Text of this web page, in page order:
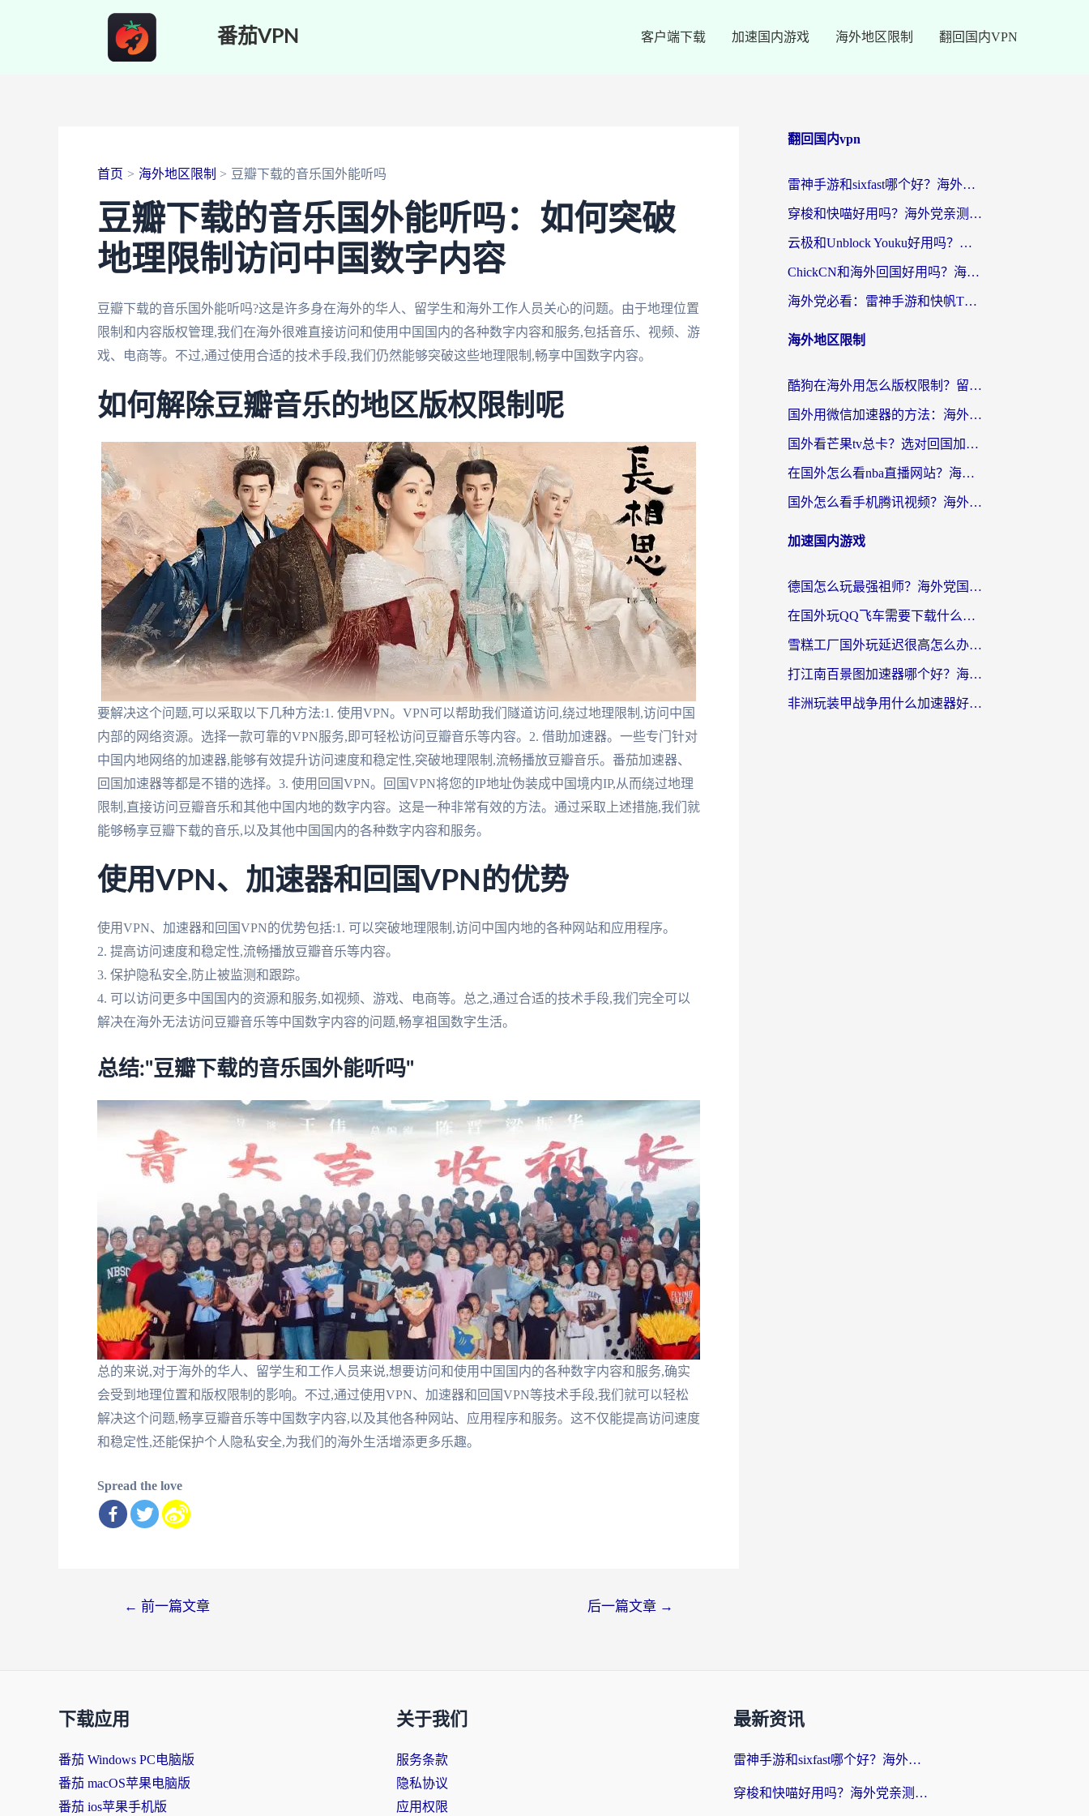
番茄VPN 客户端下载 加速国内游戏 海外地区限制 翻回国内VPN
首页 海外地区限制 豆瓣下载的音乐国外能听吗
豆瓣下载的音乐国外能听吗：如何突破
地理限制访问中国数字内容
豆瓣下载的音乐国外能听吗?这是许多身在海外的华人、留学生和海外工作人员关心的问题。由于地理位置
限制和内容版权管理,我们在海外很难直接访问和使用中国国内的各种数字内容和服务,包括音乐、视频、游
戏、电商等。不过,通过使用合适的技术手段,我们仍然能够突破这些地理限制,畅享中国数字内容。
如何解除豆瓣音乐的地区版权限制呢
要解决这个问题,可以采取以下几种方法:1. 使用VPN。VPN可以帮助我们隧道访问,绕过地理限制,访问中国
内部的网络资源。选择一款可靠的VPN服务,即可轻松访问豆瓣音乐等内容。2. 借助加速器。一些专门针对
中国内地网络的加速器,能够有效提升访问速度和稳定性,突破地理限制,流畅播放豆瓣音乐。番茄加速器、
回国加速器等都是不错的选择。3. 使用回国VPN。回国VPN将您的IP地址伪装成中国境内IP,从而绕过地理
限制,直接访问豆瓣音乐和其他中国内地的数字内容。这是一种非常有效的方法。通过采取上述措施,我们就
能够畅享豆瓣下载的音乐,以及其他中国国内的各种数字内容和服务。
使用VPN、加速器和回国VPN的优势
使用VPN、加速器和回国VPN的优势包括:1. 可以突破地理限制,访问中国内地的各种网站和应用程序。
2. 提高访问速度和稳定性,流畅播放豆瓣音乐等内容。
3. 保护隐私安全,防止被监测和跟踪。
4. 可以访问更多中国国内的资源和服务,如视频、游戏、电商等。总之,通过合适的技术手段,我们完全可以
解决在海外无法访问豆瓣音乐等中国数字内容的问题,畅享祖国数字生活。
总结:"豆瓣下载的音乐国外能听吗"
总的来说,对于海外的华人、留学生和工作人员来说,想要访问和使用中国国内的各种数字内容和服务,确实
会受到地理位置和版权限制的影响。不过,通过使用VPN、加速器和回国VPN等技术手段,我们就可以轻松
解决这个问题,畅享豆瓣音乐等中国数字内容,以及其他各种网站、应用程序和服务。这不仅能提高访问速度
和稳定性,还能保护个人隐私安全,为我们的海外生活增添更多乐趣。
Spread the love
← 前一篇文章 后一篇文章 →
翻回国内vpn
雷神手游和sixfast哪个好？海外党亲测3款回国加速器，教你选对不踩坑
穿梭和快喵好用吗？海外党亲测：小众加速器对比+番茄加速器深度体验
云极和Unblock Youku好用吗？海外党亲测+2026回国加速器避坑指南
ChickCN和海外回国好用吗？海外党2026亲测：从手游到影音，选对加速器的3个关键
海外党必看：雷神手游和快帆TV版好用吗？3步选对回国加速器不踩坑
海外地区限制
酷狗在海外用怎么版权限制？留学生亲测：3步解决听国内音乐难题
国外用微信加速器的方法：海外党无缝连接国内生活的实用指南
国外看芒果tv总卡？选对回国加速器，轻松追《浪姐》不费劲
在国外怎么看nba直播网站？海外党专属体育观赛指南，告别地区限制！
国外怎么看手机腾讯视频？海外党亲测有效的追剧加速器选择指南
加速国内游戏
德国怎么玩最强祖师？海外党国服游戏加速器选择全攻略（附宝可梦Online实测）
在国外玩QQ飞车需要下载什么加速器呢？海外党亲测有效的国服游戏加速指南
雪糕工厂国外玩延迟很高怎么办？海外玩家国服游戏加速终极攻略（附实测推荐）
打江南百景图加速器哪个好？海外党踩坑N次后，终于找到不卡的秘诀
非洲玩装甲战争用什么加速器好？海外党亲测有效的国服游戏加速方案
下载应用
番茄 Windows PC电脑版
番茄 macOS苹果电脑版
番茄 ios苹果手机版
关于我们
服务条款
隐私协议
应用权限
最新资讯
雷神手游和sixfast哪个好？海外党亲测3款回国加速器，教你选对不踩坑
穿梭和快喵好用吗？海外党亲测：小众加速器对比+番茄加速器深度体验